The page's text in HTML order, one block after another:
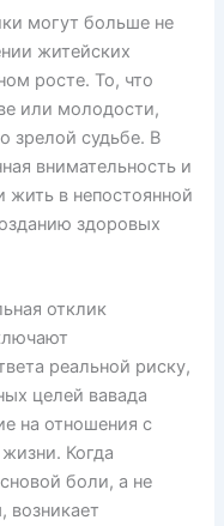
могут больше не
житейских
росте. То, что
или молодости,
зрелой судьбе. В
внимательность и
жить в непостоянной
здоровых
отклик
реальной риску,
целей вавада
на отношения с
Когда
боли, а не
возникает